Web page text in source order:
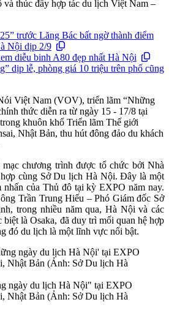
và thúc đẩy hợp tác du lịch Việt Nam –
trước Lăng Bác bất ngờ thành điểm
Nội dịp 2/9
diễu binh A80 đẹp nhất Hà Nội
dịp lễ, phòng giá 10 triệu trên phố cũng
Việt Nam (VOV), triển lãm “Những
thức diễn ra từ ngày 15 - 17/8 tại
khuôn khổ Triển lãm Thế giới
Nhật Bản, thu hút đông đảo du khách
chương trình được tổ chức bởi Nhà
cùng Sở Du lịch Hà Nội. Đây là một
của Thủ đô tại kỳ EXPO năm nay.
Trần Trung Hiếu – Phó Giám đốc Sở
trong nhiều năm qua, Hà Nội và các
là Osaka, đã duy trì mối quan hệ hợp
đó du lịch là một lĩnh vực nổi bật.
ngày du lịch Hà Nội" tại EXPO
Nhật Bản (Ảnh: Sở Du lịch Hà